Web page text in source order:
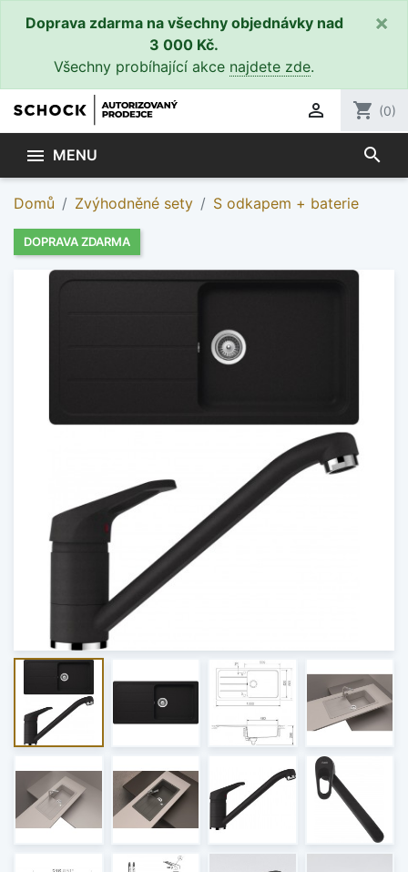
Doprava zdarma na všechny objednávky nad
3 000 Kč.
Všechny probíhající akce najdete zde.
×
 shopping_cart (0)
 MENU search
Domů Zvýhodněné sety S odkapem + baterie
DOPRAVA ZDARMA